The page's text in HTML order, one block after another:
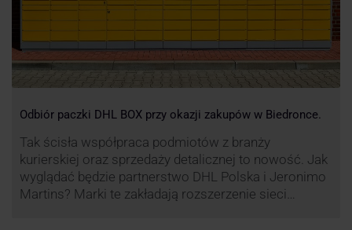
Odbiór paczki DHL BOX przy okazji zakupów w Biedronce.
Tak ścisła współpraca podmiotów z branży
kurierskiej oraz sprzedaży detalicznej to nowość. Jak
wyglądać będzie partnerstwo DHL Polska i Jeronimo
Martins? Marki te zakładają rozszerzenie sieci